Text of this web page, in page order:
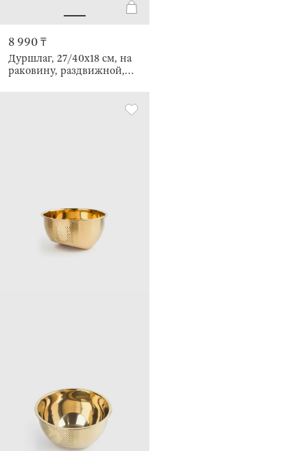
8 990 ₸
Дуршлаг, 27/40х18 см, на
раковину, раздвижной,